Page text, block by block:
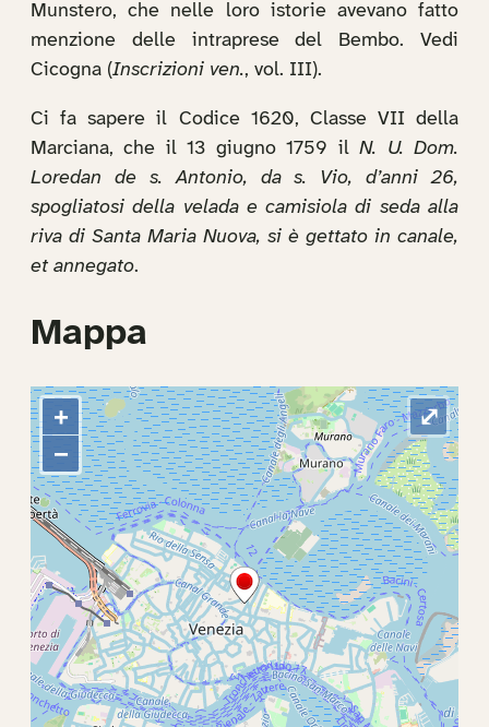
Munstero, che nelle loro istorie avevano fatto
menzione delle intraprese del Bembo. Vedi
Cicogna (Inscrizioni ven., vol. III).
Ci fa sapere il Codice 1620, Classe VII della
Marciana, che il 13 giugno 1759 ilN. U. Dom.
Loredan de s. Antonio, da s. Vio, d’anni 26,
spogliatosi della velada e camisiola di seda alla
riva di Santa Maria Nuova, si è gettato in canale,
et annegato.
Mappa